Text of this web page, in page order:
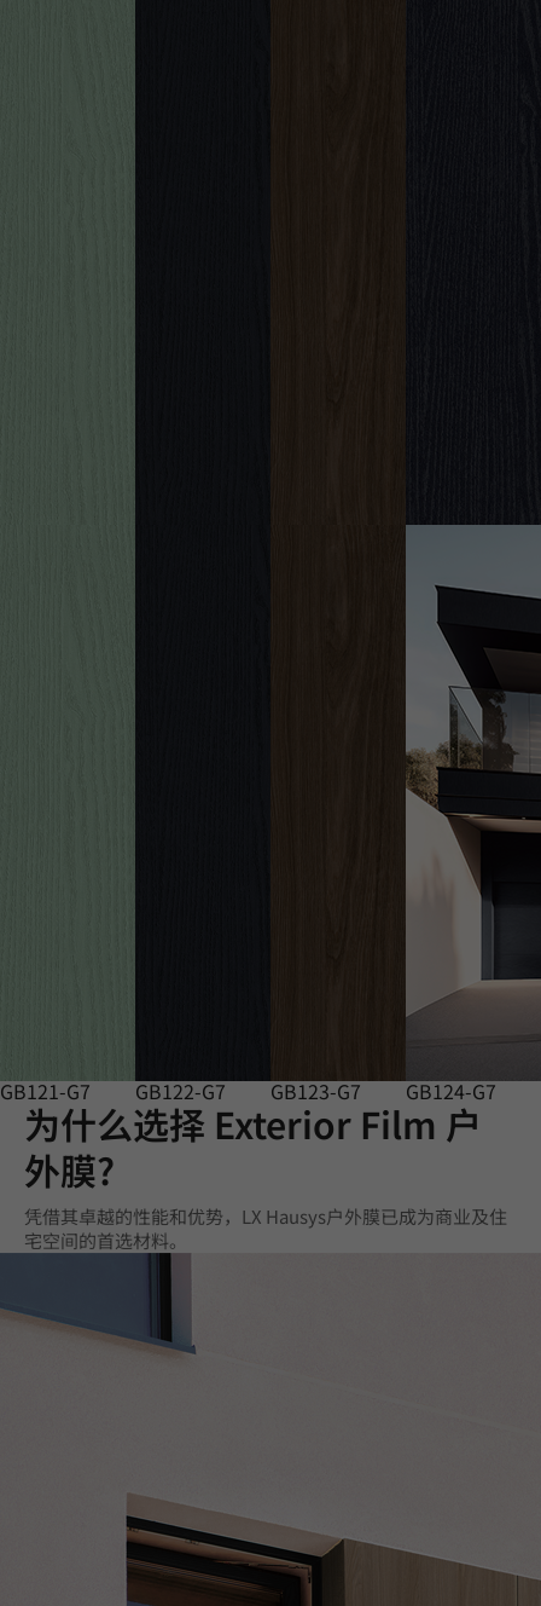
GB121-G7 GB122-G7 GB123-G7 GB124-G7
为什么选择 Exterior Film 户
外膜?
凭借其卓越的性能和优势，LX Hausys户外膜已成为商业及住
宅空间的首选材料。